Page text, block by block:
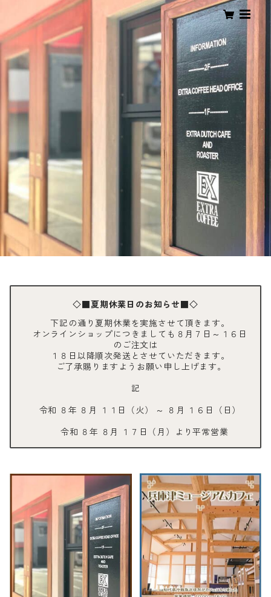
◇■夏期休業日のお知らせ■◇
下記の通り夏期休業を実施させて頂きます。
オンラインショップにつきましても８月７日～１６日
のご注文は
１８日以降順次発送とさせていただきます。
ご了承賜りますようお願い申し上げます。
記
令和 ８年 ８月 １１日（火） ～ ８月 １６日（日）
令和 ８年 ８月 １７日（月）より平常営業